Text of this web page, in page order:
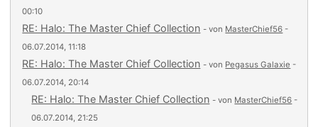
00:10
RE: Halo: The Master Chief Collection - von MasterChief56 -
06.07.2014, 11:18
RE: Halo: The Master Chief Collection - von Pegasus Galaxie -
06.07.2014, 20:14
RE: Halo: The Master Chief Collection - von MasterChief56 -
06.07.2014, 21:25